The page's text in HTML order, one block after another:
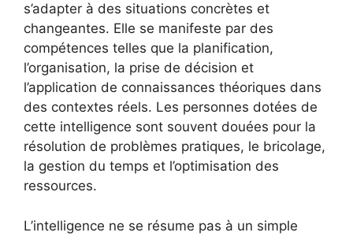
s’adapter à des situations concrètes et
changeantes. Elle se manifeste par des
compétences telles que la planification,
l’organisation, la prise de décision et
l’application de connaissances théoriques dans
des contextes réels. Les personnes dotées de
cette intelligence sont souvent douées pour la
résolution de problèmes pratiques, le bricolage,
la gestion du temps et l’optimisation des
ressources.
L’intelligence ne se résume pas à un simple